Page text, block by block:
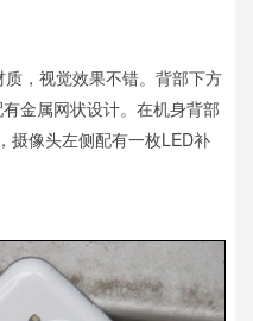
，视觉效果不错。背部下方
金属网状设计。在机身背部
摄像头左侧配有一枚LED补